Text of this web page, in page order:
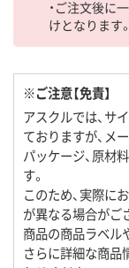
・ご注文後に
けとなります。
※ご注意【免責】
アスクルでは、サ
ておりますが、メ
パッケージ、原材
す。
このため、実際に
が異なる場合がご
商品の商品ラベル
さらに詳細な商品